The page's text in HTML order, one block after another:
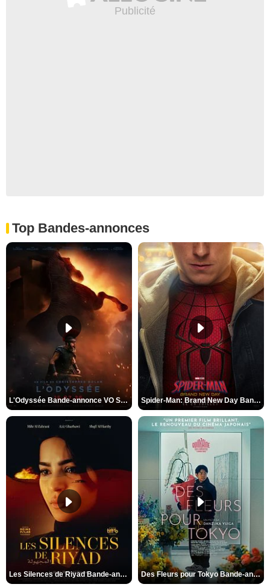
Top Bandes-annonces
L'Odyssée Bande-annonce VO STFR Spider-Man: Brand New Day Bande-annonce VO STFR
Les Silences de Riyad Bande-annonce VO STFR Des Fleurs pour Tokyo Bande-annonce VO STFR